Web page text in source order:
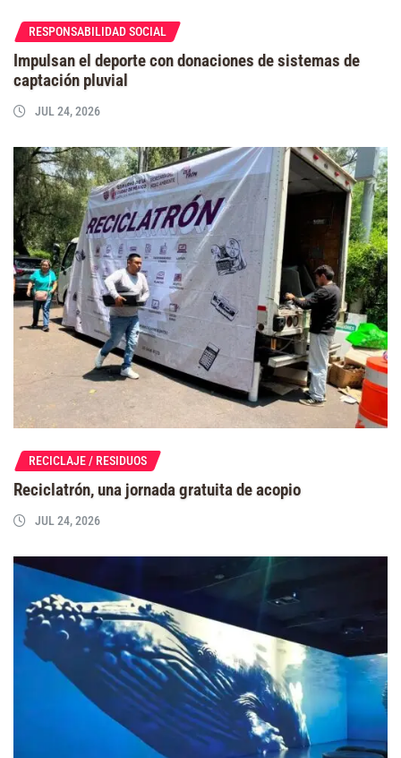
RESPONSABILIDAD SOCIAL
Impulsan el deporte con donaciones de sistemas de
captación pluvial
JUL 24, 2026
RECICLAJE / RESIDUOS
Reciclatrón, una jornada gratuita de acopio
JUL 24, 2026